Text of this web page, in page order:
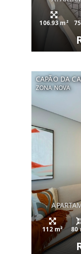
106.93 m²
CAPÃO DA
ZONA NOVA
112 m² 80